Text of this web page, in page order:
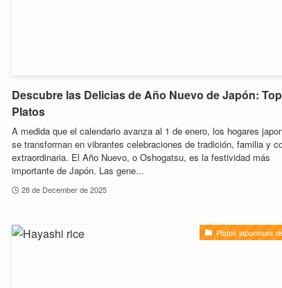
Descubre las Delicias de Año Nuevo de Japón:
Platos
A medida que el calendario avanza al 1 de enero, los hogares
se transforman en vibrantes celebraciones de tradición, familia y
extraordinaria. El Año Nuevo, o Oshogatsu, es la festividad más
importante de Japón. Las gene...
28 de December de 2025
Platos japoneses